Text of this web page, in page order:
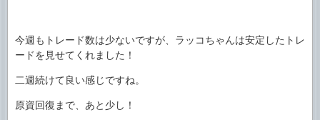
今週もトレード数は少ないですが、ラッコちゃんは安定したトレ
ードを見せてくれました！
二週続けて良い感じですね。
原資回復まで、あと少し！